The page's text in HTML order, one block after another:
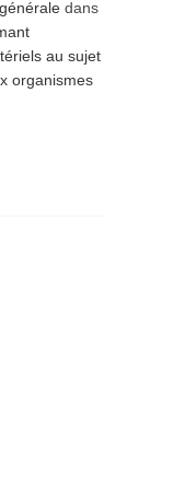
dans
au sujet
organismes